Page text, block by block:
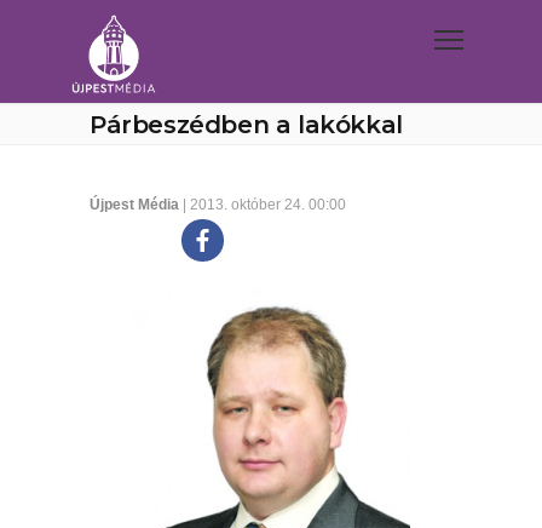
Párbeszédben a lakókkal
Újpest Média | 2013. október 24. 00:00